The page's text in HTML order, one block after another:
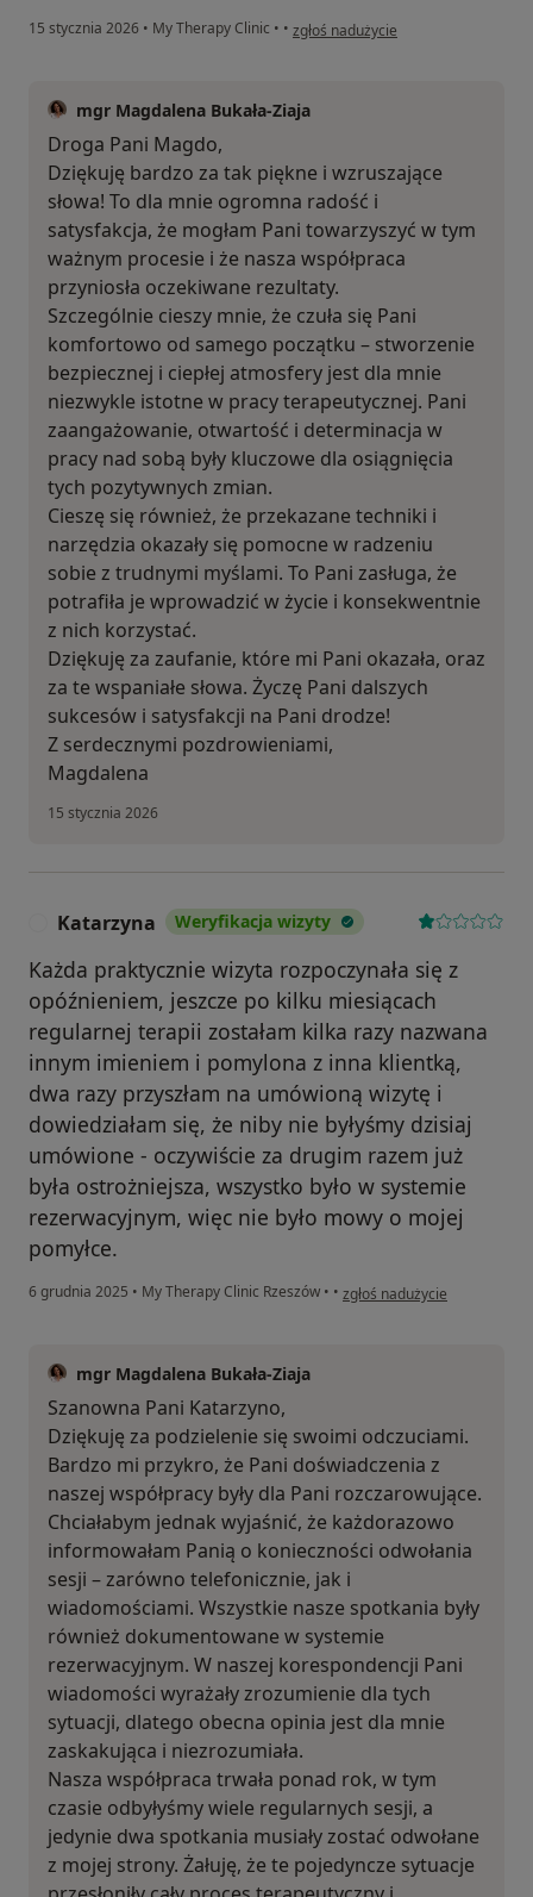
15 stycznia 2026 • My Therapy Clinic • • w opinii użytkownika Magda
zgłoś nadużycie
mgr Magdalena Bukała-Ziaja
Droga Pani Magdo,
Dziękuję bardzo za tak piękne i wzruszające
słowa! To dla mnie ogromna radość i
satysfakcja, że mogłam Pani towarzyszyć w tym
ważnym procesie i że nasza współpraca
przyniosła oczekiwane rezultaty.
Szczególnie cieszy mnie, że czuła się Pani
komfortowo od samego początku – stworzenie
bezpiecznej i ciepłej atmosfery jest dla mnie
niezwykle istotne w pracy terapeutycznej. Pani
zaangażowanie, otwartość i determinacja w
pracy nad sobą były kluczowe dla osiągnięcia
tych pozytywnych zmian.
Cieszę się również, że przekazane techniki i
narzędzia okazały się pomocne w radzeniu
sobie z trudnymi myślami. To Pani zasługa, że
potrafiła je wprowadzić w życie i konsekwentnie
z nich korzystać.
Dziękuję za zaufanie, które mi Pani okazała, oraz
za te wspaniałe słowa. Życzę Pani dalszych
sukcesów i satysfakcji na Pani drodze!
Z serdecznymi pozdrowieniami,
Magdalena
15 stycznia 2026
Katarzyna Weryfikacja wizyty
Każda praktycznie wizyta rozpoczynała się z
opóźnieniem, jeszcze po kilku miesiącach
regularnej terapii zostałam kilka razy nazwana
innym imieniem i pomylona z inna klientką,
dwa razy przyszłam na umówioną wizytę i
dowiedziałam się, że niby nie byłyśmy dzisiaj
umówione - oczywiście za drugim razem już
była ostrożniejsza, wszystko było w systemie
rezerwacyjnym, więc nie było mowy o mojej
pomyłce.
6 grudnia 2025 • My Therapy Clinic Rzeszów • • w opinii użytkownika
zgłoś nadużycie
mgr Magdalena Bukała-Ziaja
Szanowna Pani Katarzyno,
Dziękuję za podzielenie się swoimi odczuciami.
Bardzo mi przykro, że Pani doświadczenia z
naszej współpracy były dla Pani rozczarowujące.
Chciałabym jednak wyjaśnić, że każdorazowo
informowałam Panią o konieczności odwołania
sesji – zarówno telefonicznie, jak i
wiadomościami. Wszystkie nasze spotkania były
również dokumentowane w systemie
rezerwacyjnym. W naszej korespondencji Pani
wiadomości wyrażały zrozumienie dla tych
sytuacji, dlatego obecna opinia jest dla mnie
zaskakująca i niezrozumiała.
Nasza współpraca trwała ponad rok, w tym
czasie odbyłyśmy wiele regularnych sesji, a
jedynie dwa spotkania musiały zostać odwołane
z mojej strony. Żałuję, że te pojedyncze sytuacje